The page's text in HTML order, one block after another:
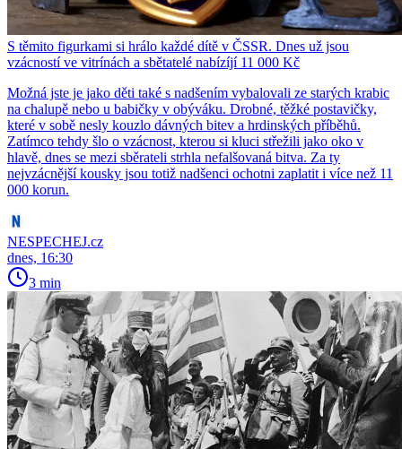
S těmito figurkami si hrálo každé dítě v ČSSR. Dnes už jsou
vzácností ve vitrínách a sbětatelé nabízíjí 11 000 Kč
Možná jste je jako děti také s nadšením vybalovali ze starých krabic
na chalupě nebo u babičky v obýváku. Drobné, těžké postavičky,
které v sobě nesly kouzlo dávných bitev a hrdinských příběhů.
Zatímco tehdy šlo o vzácnost, kterou si kluci střežili jako oko v
hlavě, dnes se mezi sběrateli strhla nefalšovaná bitva. Za ty
nejvzácnější kousky jsou totiž nadšenci ochotni zaplatit i více než 11
000 korun.
NESPECHEJ.cz
dnes, 16:30
3 min